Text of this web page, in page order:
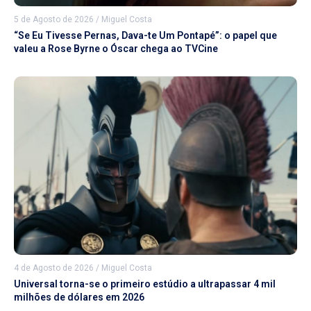
5 de Agosto de 2026 / Miguel Costa
“Se Eu Tivesse Pernas, Dava-te Um Pontapé”: o papel que
valeu a Rose Byrne o Óscar chega ao TVCine
4 de Agosto de 2026 / Miguel Costa
Universal torna-se o primeiro estúdio a ultrapassar 4 mil
milhões de dólares em 2026